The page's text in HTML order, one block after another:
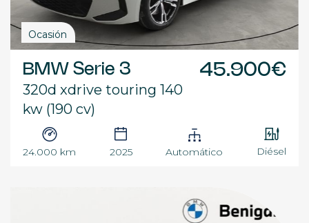
Ocasión
BMW Serie 3
320d xdrive touring 140
kw (190 cv)
45.900€
24.000 km 2025 Automático Diésel